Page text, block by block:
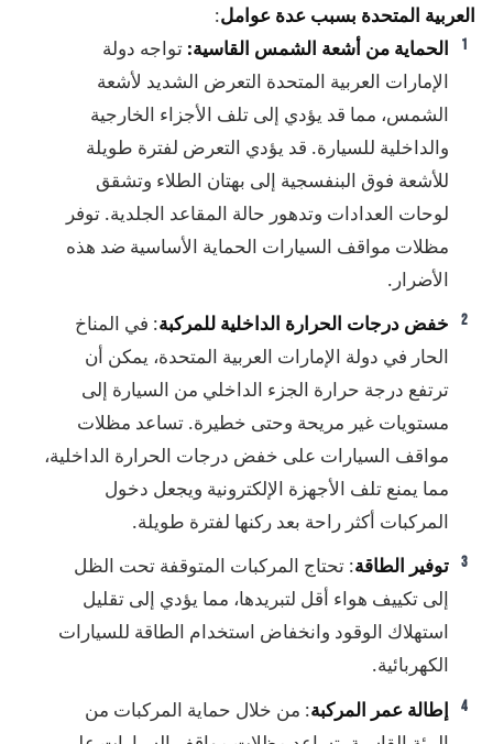
العربية المتحدة بسبب عدة عوامل:
الحماية من أشعة الشمس القاسية: تواجه دولة
الإمارات العربية المتحدة التعرض الشديد لأشعة
الشمس، مما قد يؤدي إلى تلف الأجزاء الخارجية
والداخلية للسيارة. قد يؤدي التعرض لفترة طويلة
للأشعة فوق البنفسجية إلى بهتان الطلاء وتشقق
لوحات العدادات وتدهور حالة المقاعد الجلدية. توفر
مظلات مواقف السيارات الحماية الأساسية ضد هذه
الأضرار.
خفض درجات الحرارة الداخلية للمركبة: في المناخ
الحار في دولة الإمارات العربية المتحدة، يمكن أن
ترتفع درجة حرارة الجزء الداخلي من السيارة إلى
مستويات غير مريحة وحتى خطيرة. تساعد مظلات
مواقف السيارات على خفض درجات الحرارة الداخلية،
مما يمنع تلف الأجهزة الإلكترونية ويجعل دخول
المركبات أكثر راحة بعد ركنها لفترة طويلة.
توفير الطاقة: تحتاج المركبات المتوقفة تحت الظل
إلى تكييف هواء أقل لتبريدها، مما يؤدي إلى تقليل
استهلاك الوقود وانخفاض استخدام الطاقة للسيارات
الكهربائية.
إطالة عمر المركبة: من خلال حماية المركبات من